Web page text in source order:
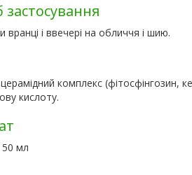
застосування
вранці і ввечері на обличчя і шию.
комплекс (фітосфінгозин,
кислоту.
мл